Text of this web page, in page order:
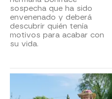
sospecha que ha sido
envenenado y deberá
descubrir quién tenía
motivos para acabar con
su vida.